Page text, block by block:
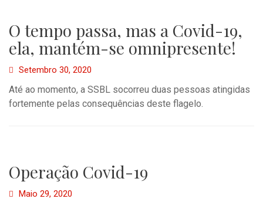
O tempo passa, mas a Covid-19,
ela, mantém-se omnipresente!
Setembro 30, 2020
Até ao momento, a SSBL socorreu duas pessoas atingidas
fortemente pelas consequências deste flagelo.
Operação Covid-19
Maio 29, 2020